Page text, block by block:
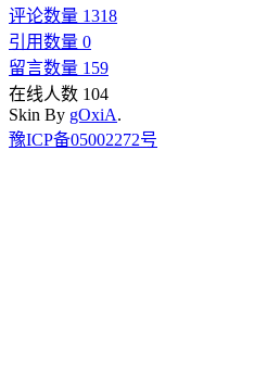
评论数量 1318
引用数量 0
留言数量 159
在线人数 104
Skin By gOxiA.
豫ICP备05002272号